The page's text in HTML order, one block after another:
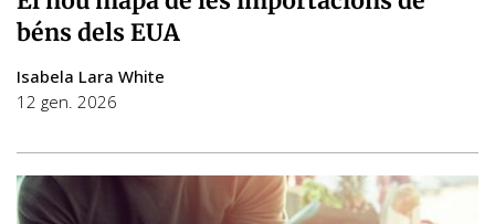
béns dels EUA
Isabela Lara White
12 gen. 2026